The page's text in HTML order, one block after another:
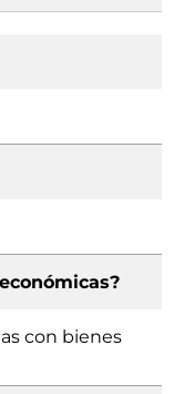
con bienes